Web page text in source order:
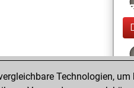
Technologien,